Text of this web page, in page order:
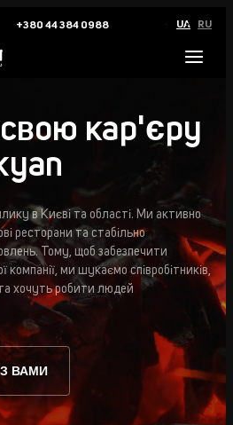
+380 44 384 0988 UA RU
свою кар'єру
в Києві та області. Ми активно
ресторани та стабільно
Тому, щоб забезпечити
компанії, ми шукаємо співробітників,
хочуть робити людей
ВАМИ